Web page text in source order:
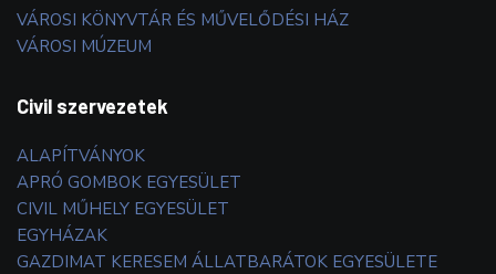
VÁROSI KÖNYVTÁR ÉS MŰVELŐDÉSI HÁZ
VÁROSI MÚZEUM
Civil szervezetek
ALAPÍTVÁNYOK
APRÓ GOMBOK EGYESÜLET
CIVIL MŰHELY EGYESÜLET
EGYHÁZAK
GAZDIMAT KERESEM ÁLLATBARÁTOK EGYESÜLETE